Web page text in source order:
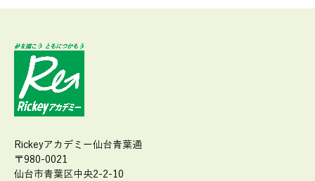
Rickeyアカデミー仙台青葉通
〒980-0021
仙台市青葉区中央2-2-10